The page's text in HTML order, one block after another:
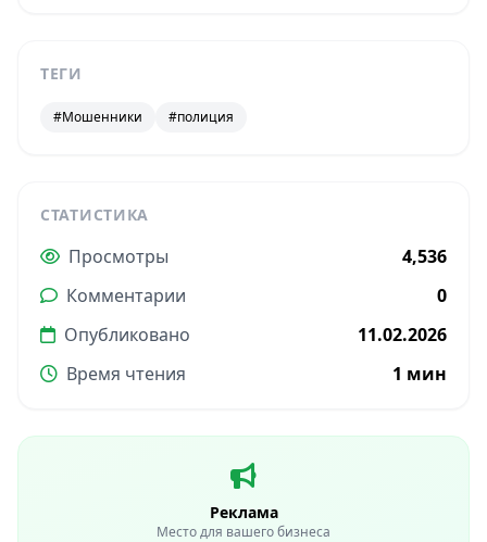
ТЕГИ
#Мошенники #полиция
СТАТИСТИКА
Просмотры
4,536
Комментарии
0
Опубликовано
11.02.2026
Время чтения
1 мин
Реклама
Место для вашего бизнеса